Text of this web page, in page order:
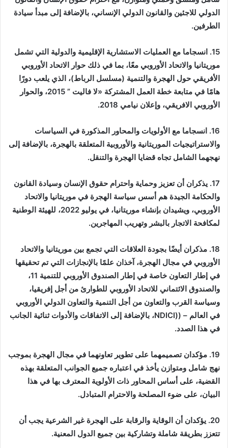
الدولي للاجئين والقانون الدولي الإنساني، بالإضافة إلى مبدأ سيادة
الطرفين.
15. انسجاما مع العمليات الاستشارية الإقليمية والدولية التي تشمل
موريتانيا والاتحاد الأوروبي معًا، بما في ذلك حوار الاتحاد الأوروبي
الأفريقي حول الهجرة والتنمية (مسلسل الرباط)، الذي يلعب دورًا
هامًا في متابعة خطة العمل المشتركة «لا فاليت ” 2015، والحوار
الأوروبي الافريقي، وإعلان نيامي 2018.
16. انسجاما مع الأولويات والمحاور المذكورة في السياسات
والاستراتيجيات الموريتانية والأوروبية المتعلقة بالهجرة، بالإضافة إلى
نهجهما الشامل تجاه قضايا الهجرة والتنقل.
17. يذكران أن تعزيز وحماية واحترام حقوق الإنسان وسيادة القانون
والحكامة الجيدة هم أسس سياسة الهجرة في موريتانيا والاتحاد
الأوروبي، ويشيدان بإنشاء موريتانيا، في يوليو 2022، للهيئة الوطنية
لمكافحة الاتجار بالبشر وتهريب المهاجرين.
18. مذكران أيضًا بجودة العلاقات التي تجمع بين موريتانيا والاتحاد
الأوروبي في مجال الهجرة، آخذان علمًا بالإنجازات التي تم تحقيقها
في إطار التعاون خاصة في إطار الصندوق الأوروبي للتنمية 11،
والصندوق الائتماني للاتحاد الأوروبي للطوارئ من أجل إفريقيا،
وسياسة القرب والتعاون من أجل التنمية والتعاون الدولي الأوروبي
في العالم – (NDICI)، بالإضافة إلى الاتفاقات والأدوات ثنائية الجانب
في هذا الصدد.
19. مؤكدان تصميمهما على تطوير تعاونهما في مجال الهجرة بموجب
نهج شامل ومتوازن يأخذ في اعتباره جميع الجوانب المتعلقة بهذه
القضية، على أساس المحاور ذات الأولوية المعترف بها في هذا
البيان، على ضوء المصلحة والاحترام المتبادل.
20. يؤكدان أن الوقاية والرقابة على الهجرة غير الشرعية يجب أن
تتعزز بطريقة شاملة وتشاركية بين جميع الدول المعنية.